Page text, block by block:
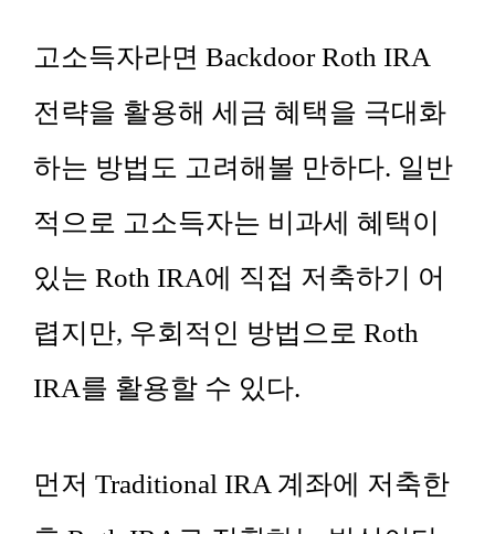
고소득자라면 Backdoor Roth IRA
전략을 활용해 세금 혜택을 극대화
하는 방법도 고려해볼 만하다. 일반
적으로 고소득자는 비과세 혜택이
있는 Roth IRA에 직접 저축하기 어
렵지만, 우회적인 방법으로 Roth
IRA를 활용할 수 있다.
먼저 Traditional IRA 계좌에 저축한